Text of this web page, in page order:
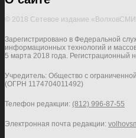
© 2018 Сетевое издание
Зарегистрировано в Федеральной
информационных технологий и
5 марта 2018 года.
Учредитель: Общество с
(ОГРН 1174704011492)
Телефон редакции: (812) 996-87-55
Электронная почта редакции: